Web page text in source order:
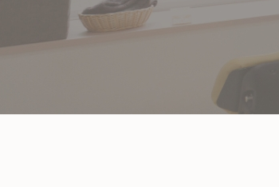
バランス整体・ふ